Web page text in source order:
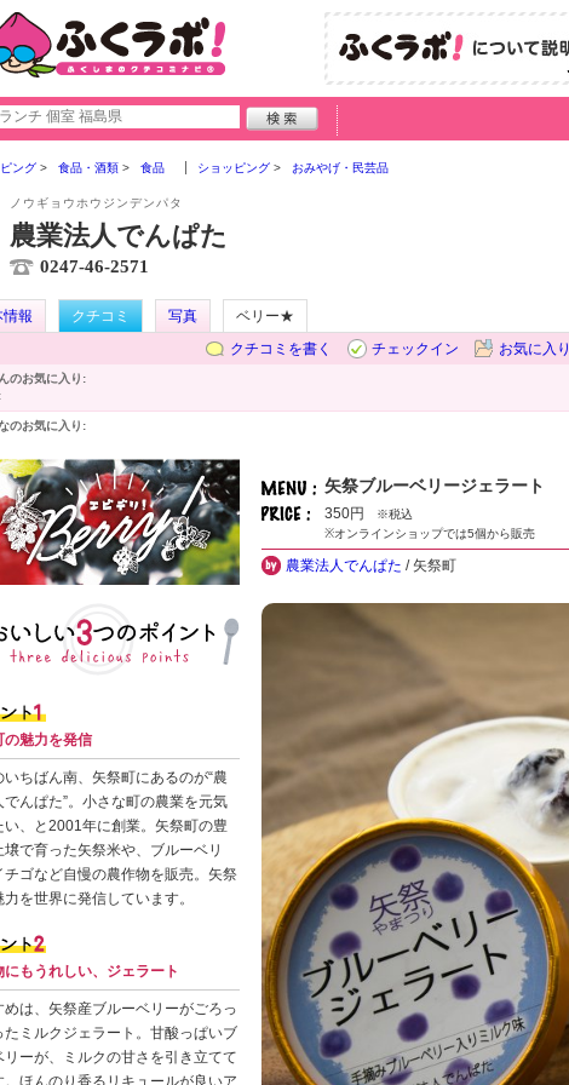
ング 食品・酒類 食品 ショッピング おみやげ・民芸品
ノウギョウホウジンデンパタ
農業法人でんぱた
0247-46-2571
情報 クチコミ 写真
ベリー★
クチコミを書く
チェックイン お気に入り
のお気に入り:
のお気に入り:
矢祭ブルーベリージェラート
350円
※税込
※オンラインショップでは5個から販売
農業法人でんぱた / 矢祭町
の魅力を発信
いちばん南、矢祭町にあるのが“農
でんぱた”。小さな町の農業を元気
い、と2001年に創業。矢祭町の豊
壌で育った矢祭米や、ブルーベリ
チゴなど自慢の農作物を販売。矢祭
力を世界に発信しています。
にもうれしい、ジェラート
めは、矢祭産ブルーベリーがごろっ
たミルクジェラート。甘酸っぱいブ
リーが、ミルクの甘さを引き立てて
。ほんのり香るリキュールが良いア